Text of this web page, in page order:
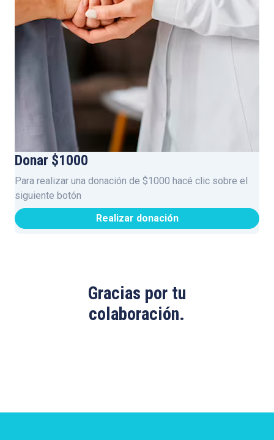
Donar $1000
Para realizar una donación de $1000 hacé clic sobre el
siguiente botón
Realizar donación
Gracias por tu
colaboración.